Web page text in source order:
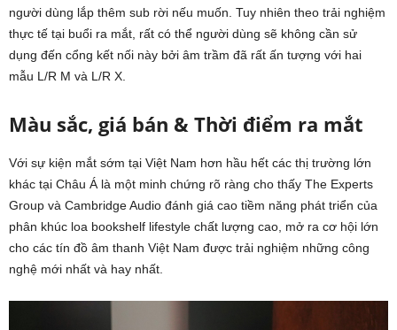
người dùng lắp thêm sub rời nếu muốn. Tuy nhiên theo trải nghiệm
thực tế tại buổi ra mắt, rất có thể người dùng sẽ không cần sử
dụng đến cổng kết nối này bởi âm trầm đã rất ấn tượng với hai
mẫu L/R M và L/R X.
Màu sắc, giá bán & Thời điểm ra mắt
Với sự kiện mắt sớm tại Việt Nam hơn hầu hết các thị trường lớn
khác tại Châu Á là một minh chứng rõ ràng cho thấy The Experts
Group và Cambridge Audio đánh giá cao tiềm năng phát triển của
phân khúc loa bookshelf lifestyle chất lượng cao, mở ra cơ hội lớn
cho các tín đồ âm thanh Việt Nam được trải nghiệm những công
nghệ mới nhất và hay nhất.